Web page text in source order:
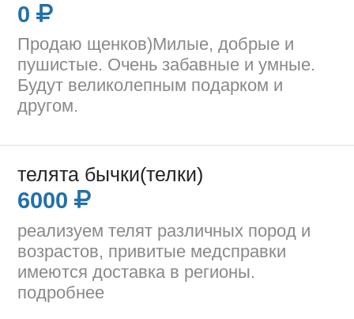
0
Продаю щенков)Милые, добрые и
пушистые. Очень забавные и умные.
Будут великолепным подарком и
другом.
телята бычки(телки)
6000
реализуем телят различных пород и
возрастов, привитые медсправки
имеются доставка в регионы.
подробнее